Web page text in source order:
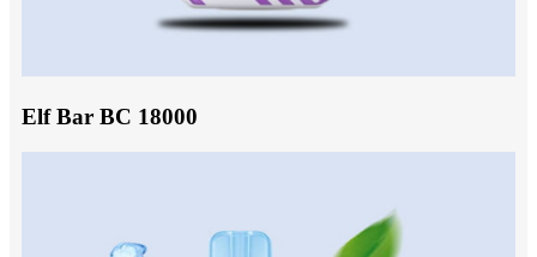
Elf Bar BC 18000